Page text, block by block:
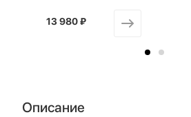
от
13 980 ₽
Описание